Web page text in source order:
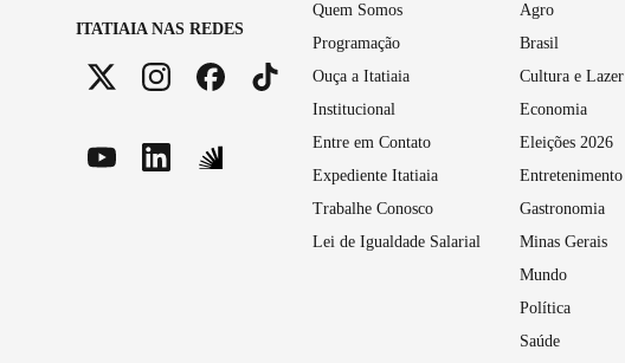
ITATIAIA NAS REDES
Quem Somos
Programação
Ouça a Itatiaia
Institucional
Entre em Contato
Expediente Itatiaia
Trabalhe Conosco
Lei de Igualdade Salarial
Agro
Brasil
Cultura e Lazer
Economia
Eleições 2026
Entretenimento
Gastronomia
Minas Gerais
Mundo
Política
Saúde